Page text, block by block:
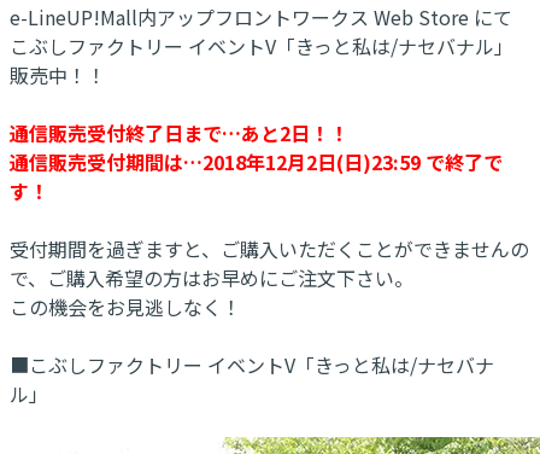
e-LineUP!Mall内アップフロントワークス Web Store にて
こぶしファクトリー イベントV「きっと私は/ナセバナル」
販売中！！
通信販売受付終了日まで…あと2日！！
通信販売受付期間は…2018年12月2日(日)23:59 で終了で
す！
受付期間を過ぎますと、ご購入いただくことができませんの
で、ご購入希望の方はお早めにご注文下さい。
この機会をお見逃しなく！
■こぶしファクトリー イベントV「きっと私は/ナセバナ
ル」